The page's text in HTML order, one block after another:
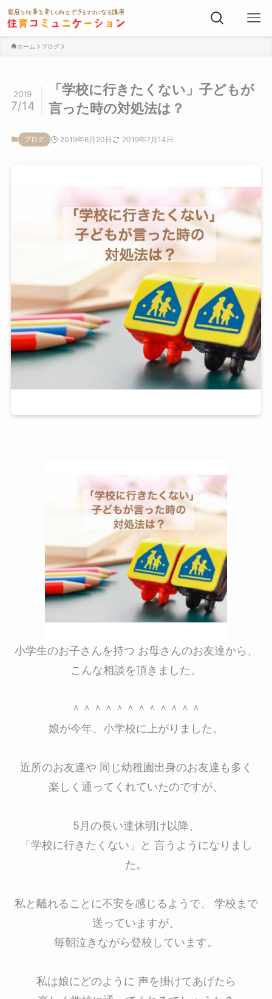
ホーム ブログ
「学校に行きたくない」子どもが
言った時の対処法は？
2019
7/14
ブログ 2019年6月20日 2019年7月14日
小学生のお子さんを持つ お母さんのお友達から、
こんな相談を頂きました。
＾＾＾＾＾＾＾＾＾＾＾＾
娘が今年、小学校に上がりました。
近所のお友達や 同じ幼稚園出身のお友達も多く
楽しく通ってくれていたのですが、
5月の長い連休明け以降、
「学校に行きたくない」と 言うようになりまし
た。
私と離れることに不安を感じるようで、 学校まで
送っていますが、
毎朝泣きながら登校しています。
私は娘にどのように 声を掛けてあげたら